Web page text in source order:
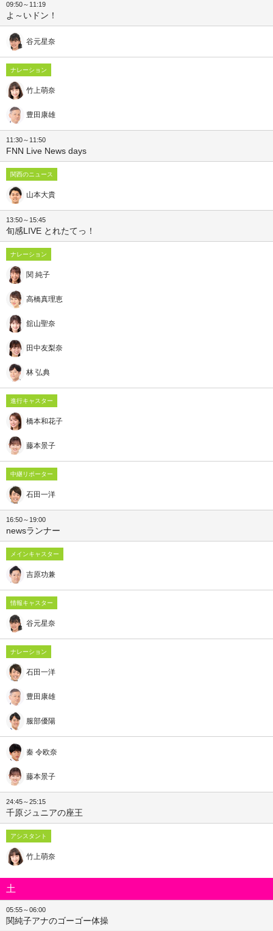
09:50～11:19
よ～いドン！
谷元星奈
ナレーション
竹上萌奈
豊田康雄
11:30～11:50
FNN Live News days
関西のニュース
山本大貴
13:50～15:45
旬感LIVE とれたてっ！
ナレーション
関 純子
高橋真理恵
舘山聖奈
田中友梨奈
林 弘典
進行キャスター
橋本和花子
藤本景子
中継リポーター
石田一洋
16:50～19:00
newsランナー
メインキャスター
吉原功兼
情報キャスター
谷元星奈
ナレーション
石田一洋
豊田康雄
服部優陽
秦 令欧奈
藤本景子
24:45～25:15
千原ジュニアの座王
アシスタント
竹上萌奈
土
05:55～06:00
関純子アナのゴーゴー体操